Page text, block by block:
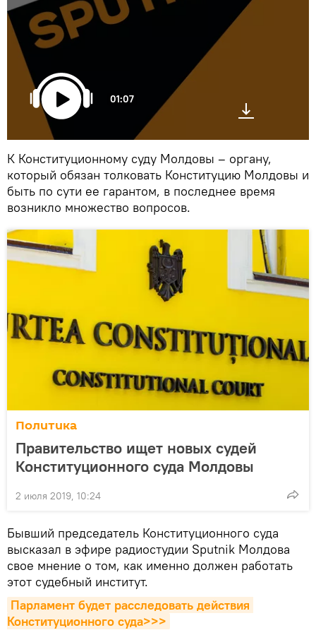
01:07
К Конституционному суду Молдовы – органу,
который обязан толковать Конституцию Молдовы и
быть по сути ее гарантом, в последнее время
возникло множество вопросов.
Политика
Правительство ищет новых судей
Конституционного суда Молдовы
2 июля 2019, 10:24
Бывший председатель Конституционного суда
высказал в эфире радиостудии Sputnik Молдова
свое мнение о том, как именно должен работать
этот судебный институт.
Парламент будет расследовать действия
Конституционного суда>>>